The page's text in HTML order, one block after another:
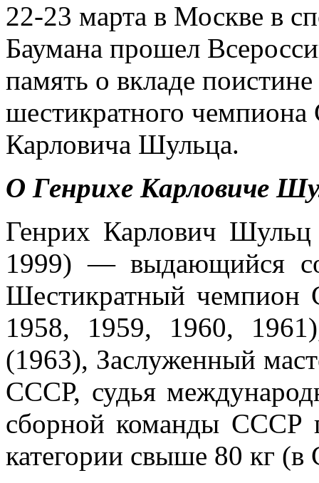
22-23 марта в Москве в
Баумана прошел
память о вкладе
шестикратного
Карловича Шульца.
О Генрихе Карловиче
Генрих Карлович
1999) — выдающийся
Шестикратный
1958, 1959, 1960,
(1963), Заслуженный
СССР, судья
сборной команды СССР
категории свыше 80 кг